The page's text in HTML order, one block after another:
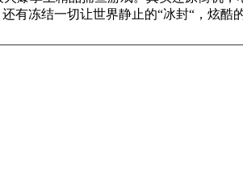
有冻结一切让世界静止的“冰封“，炫